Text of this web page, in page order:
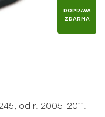
od r. 2005-2011.
DOPRAVA
ZDARMA